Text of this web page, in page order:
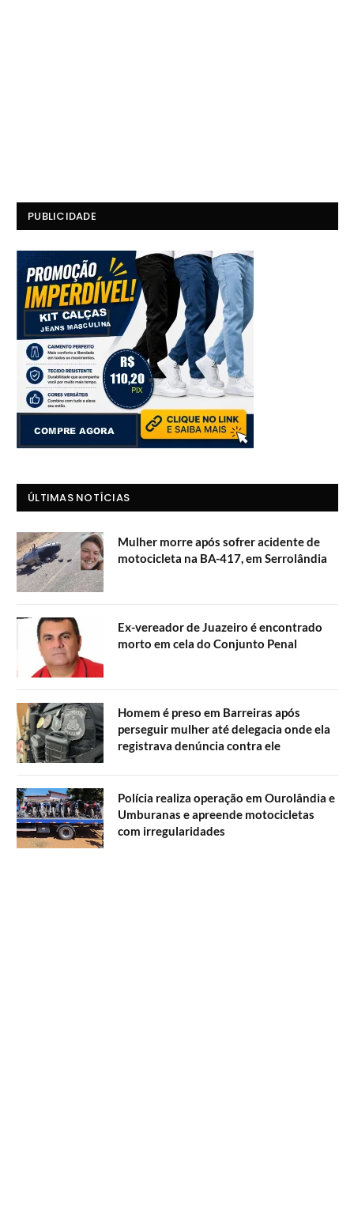
PUBLICIDADE
ÚLTIMAS NOTÍCIAS
Mulher morre após sofrer acidente de
motocicleta na BA-417, em Serrolândia
Ex-vereador de Juazeiro é encontrado
morto em cela do Conjunto Penal
Homem é preso em Barreiras após
perseguir mulher até delegacia onde ela
registrava denúncia contra ele
Polícia realiza operação em Ourolândia e
Umburanas e apreende motocicletas
com irregularidades